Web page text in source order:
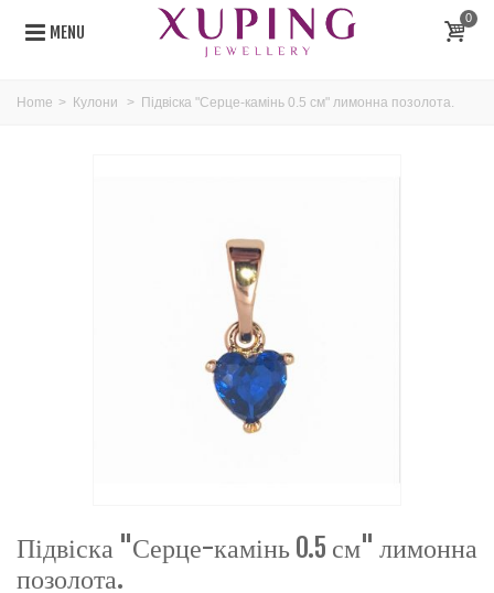
MENU
0
Home > Кулони > Підвіска "Серце-камінь 0.5 см" лимонна позолота.
Підвіска "Серце-камінь 0.5 см" лимонна
позолота.